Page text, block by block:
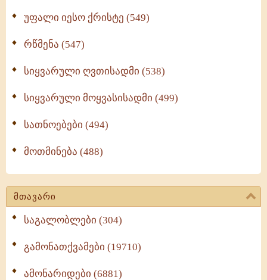
უფალი იესო ქრისტე (549)
რწმენა (547)
სიყვარული ღვთისადმი (538)
სიყვარული მოყვასისადმი (499)
სათნოებები (494)
მოთმინება (488)
მთავარი
საგალობლები (304)
გამონათქვამები (19710)
ამონარიდები (6881)